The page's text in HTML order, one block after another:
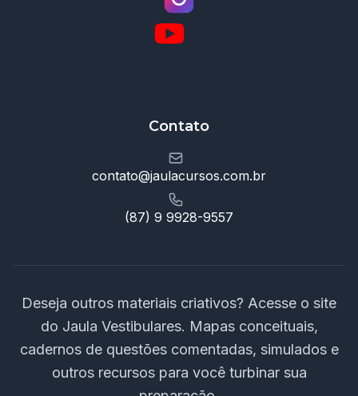
Contato
contato@jaulacursos.com.br
(87) 9 9928-9557
Deseja outros materiais criativos? Acesse o site
do Jaula Vestibulares. Mapas conceituais,
cadernos de questões comentadas, simulados e
outros recursos para você turbinar sua